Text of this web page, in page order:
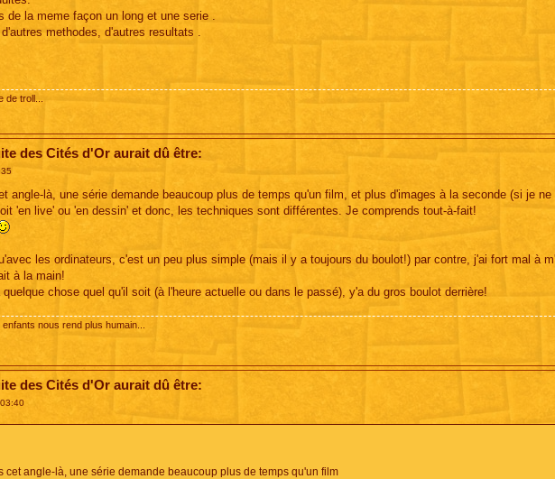
de la meme façon un long et une serie .
methodes, d'autres resultats .
troll...
des Cités d'Or aurait dû être:
angle-là, une série demande beaucoup plus de temps qu'un film, et plus d'images à la seconde (si je ne
'en live' ou 'en dessin' et donc, les techniques sont différentes. Je comprends tout-à-fait!
les ordinateurs, c'est un peu plus simple (mais il y a toujours du boulot!) par contre, j'ai fort mal à
à la main!
chose quel qu'il soit (à l'heure actuelle ou dans le passé), y'a du gros boulot derrière!
nous rend plus humain...
des Cités d'Or aurait dû être:
cet angle-là, une série demande beaucoup plus de temps qu'un film